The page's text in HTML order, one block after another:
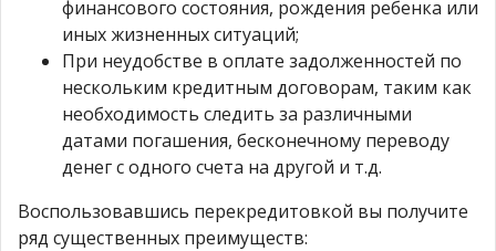
финансового состояния, рождения ребенка или
иных жизненных ситуаций;
При неудобстве в оплате задолженностей по
нескольким кредитным договорам, таким как
необходимость следить за различными
датами погашения, бесконечному переводу
денег с одного счета на другой и т.д.
Воспользовавшись перекредитовкой вы получите
ряд существенных преимуществ: